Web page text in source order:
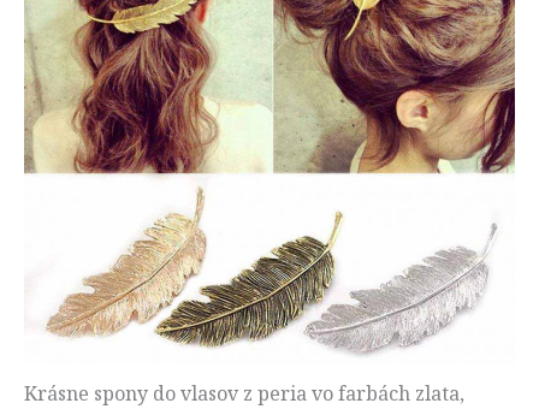
Krásne spony do vlasov z peria vo farbách zlata,